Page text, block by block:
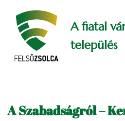
Skip
content
A fiatal
település
A Szabadságról –